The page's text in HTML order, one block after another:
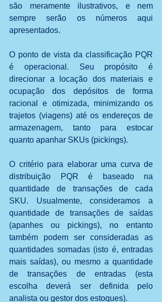
são meramente ilustrativos, e nem
sempre serão os números aqui
apresentados.
O ponto de vista da classificação PQR
é operacional. Seu propósito é
direcionar a locação dos materiais e
ocupação dos depósitos de forma
racional e otimizada, minimizando os
trajetos (viagens) até os endereços de
armazenagem, tanto para estocar
quanto apanhar SKUs (pickings).
O critério para elaborar uma curva de
distribuição PQR é baseado na
quantidade de transações de cada
SKU. Usualmente, consideramos a
quantidade de transações de saídas
(apanhes ou pickings), no entanto
também podem ser consideradas as
quantidades somadas (isto é, entradas
mais saídas), ou mesmo a quantidade
de transações de entradas (esta
escolha deverá ser definida pelo
analista ou gestor dos estoques).